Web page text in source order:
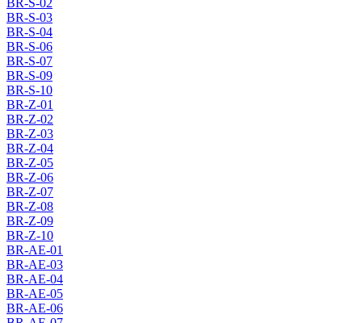
BR-S-02
BR-S-03
BR-S-04
BR-S-06
BR-S-07
BR-S-09
BR-S-10
BR-Z-01
BR-Z-02
BR-Z-03
BR-Z-04
BR-Z-05
BR-Z-06
BR-Z-07
BR-Z-08
BR-Z-09
BR-Z-10
BR-AE-01
BR-AE-03
BR-AE-04
BR-AE-05
BR-AE-06